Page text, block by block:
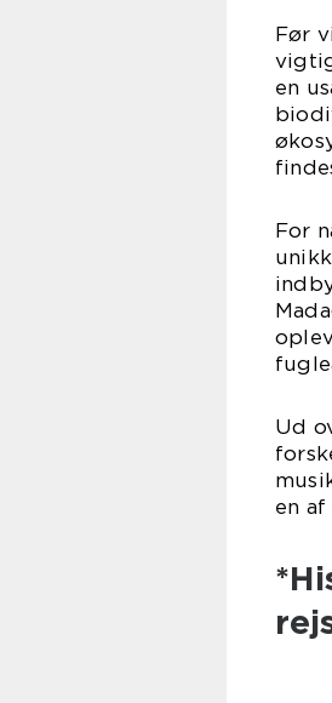
Før
en
For
Ud
en